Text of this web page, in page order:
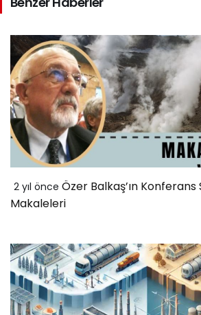
2 yıl önce Özer Balkaş’ın Konferans
Makaleleri